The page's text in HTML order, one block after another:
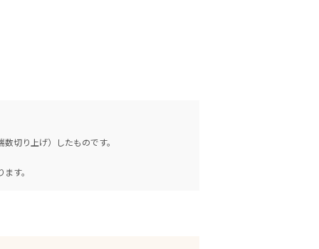
切り上げ）したものです。
す。